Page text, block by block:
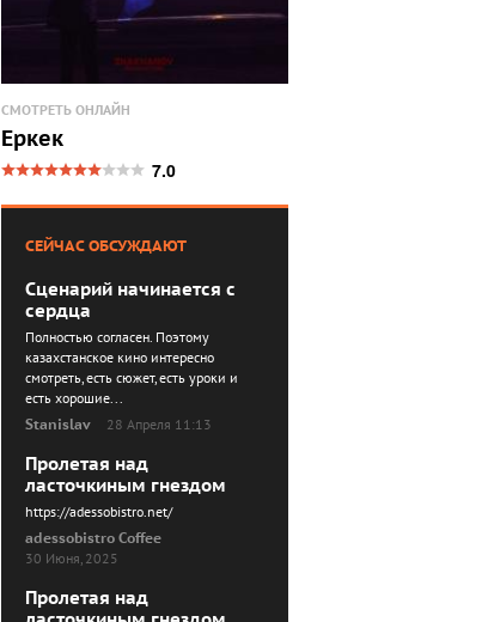
СМОТРЕТЬ ОНЛАЙН
Еркек
7.0
СЕЙЧАС ОБСУЖДАЮТ
Сценарий начинается с
сердца
Полностью согласен. Поэтому
казахстанское кино интересно
смотреть, есть сюжет, есть уроки и
есть хорошие...
Stanislav
28 Апреля 11:13
Пролетая над
ласточкиным гнездом
https://adessobistro.net/
adessobistro Coffee
30 Июня, 2025
Пролетая над